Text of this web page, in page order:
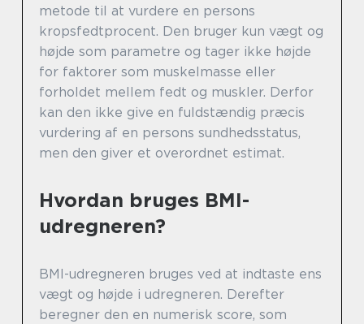
metode til at vurdere en persons
kropsfedtprocent. Den bruger kun vægt og
højde som parametre og tager ikke højde
for faktorer som muskelmasse eller
forholdet mellem fedt og muskler. Derfor
kan den ikke give en fuldstændig præcis
vurdering af en persons sundhedsstatus,
men den giver et overordnet estimat.
Hvordan bruges BMI-
udregneren?
BMI-udregneren bruges ved at indtaste ens
vægt og højde i udregneren. Derefter
beregner den en numerisk score, som